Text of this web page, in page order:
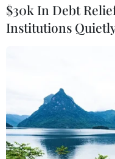
$30k In Debt
Institutions